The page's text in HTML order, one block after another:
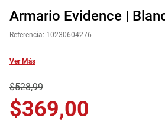
Armario Evidence |
Referencia: 10230604276
Ver Más
$528,99
$369,00
zapatera
9.
havana master
10. sofa